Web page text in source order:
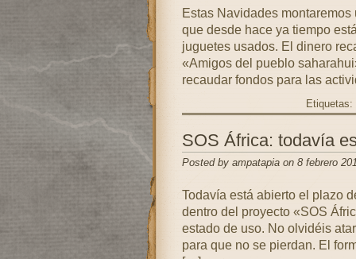
Estas Navidades
que desde hace ya tiempo
juguetes usados. El dinero
«Amigos del pueblo
recaudar fondos para las
Etiquetas:
SOS África: todavía
Posted by ampatapia on 8 febrero
Todavía está abierto el plazo
dentro del proyecto «SOS
estado de uso. No olvidéis
para que no se pierdan. El